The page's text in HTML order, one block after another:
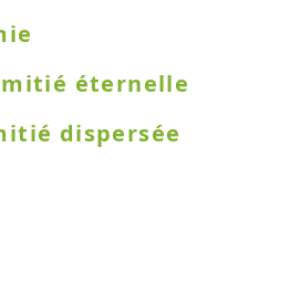
éternelle
dispersée